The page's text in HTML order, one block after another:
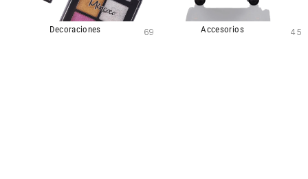
Decoraciones 69 Accesorios 45